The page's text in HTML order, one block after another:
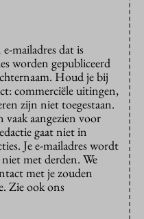
mailadres dat is
worden gepubliceerd
Houd je bij
commerciële uitingen,
zijn niet toegestaan.
vaak aangezien voor
gaat niet in
Je e-mailadres wordt
met derden. We
met je zouden
Zie ook ons